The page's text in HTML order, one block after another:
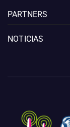
PARTNERS
NOTICIAS